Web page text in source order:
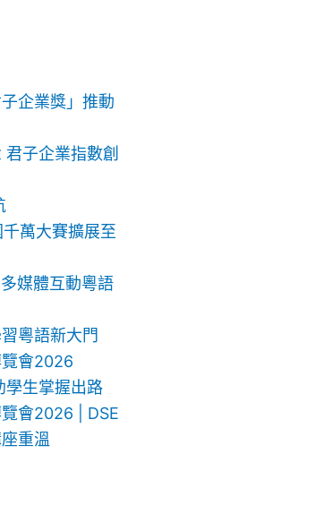
企業獎」推動
子企業指數創
萬大賽擴展至
媒體互動粵語
粵語新大門
會2026
學生掌握出路
會2026 | DSE
重溫